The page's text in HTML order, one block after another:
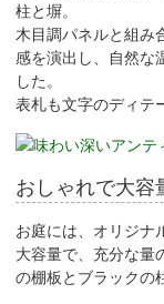
柱と塀。
木目調パネルと組み
感を演出し、自然な
した。
表札も文字のディテ
おしゃれで大容
お庭には、オリジナ
大容量で、充分な量
の棚板とブラックの